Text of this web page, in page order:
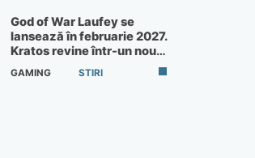
God of War Laufey se
lansează în februarie 2027.
Kratos revine într-un nou
God of War
GAMING STIRI